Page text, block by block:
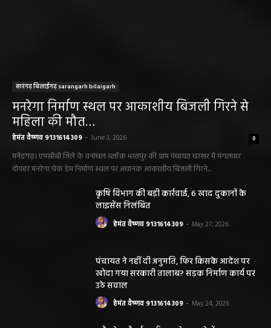
सारंगढ़ बिलाईगढ़ sarangarh bilaigarh
मनरेगा निर्माण स्थल पर आकाशीय बिजली गिरने से
महिला की मौत…
हेमंत वैष्णव 9131614309 - June 3, 2026 0
मनेंद्रगढ़। एमसीबी जिले के वनांचल ब्लॉक भरतपुर की ग्राम पंचायत चरखर में मंगलवार
दोपहर मनरेगा चेक डेम निर्माण स्थल पर अचानक आकाशीय बिजली गिरने...
कृषि विभाग की बड़ी कार्रवाई, 6 खाद दुकानों के
लाइसेंस निलंबित
हेमंत वैष्णव 9131614309 - May 27, 2026
पंचायत ने नहीं दी अनुमति, फिर किसके आदेश पर
खोदा गया सरकारी तालाब? सड़क निर्माण कार्य पर
उठे सवाल
हेमंत वैष्णव 9131614309 - May 24, 2026